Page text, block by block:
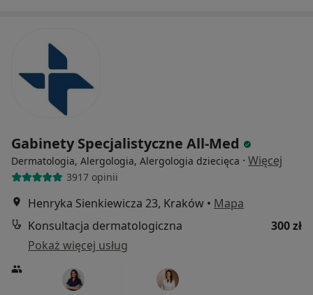
Gabinety Specjalistyczne All-Med
Dermatologia, Alergologia, Alergologia dziecięca · Więcej
3917 opinii
Henryka Sienkiewicza 23, Kraków • Mapa
Konsultacja dermatologiczna
300 zł
Pokaż więcej usług